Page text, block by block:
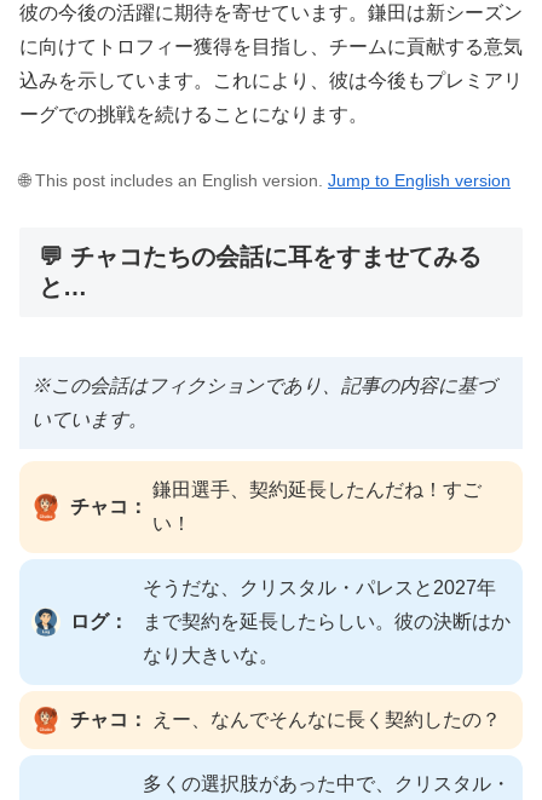
彼の今後の活躍に期待を寄せています。鎌田は新シーズン
に向けてトロフィー獲得を目指し、チームに貢献する意気
込みを示しています。これにより、彼は今後もプレミアリ
ーグでの挑戦を続けることになります。
🌐 This post includes an English version. Jump to English version
💬 チャコたちの会話に耳をすませてみる
と…
※この会話はフィクションであり、記事の内容に基づ
いています。
チャコ：
鎌田選手、契約延長したんだね！すご
い！
ログ：
そうだな、クリスタル・パレスと2027年
まで契約を延長したらしい。彼の決断はか
なり大きいな。
チャコ： えー、なんでそんなに長く契約したの？
多くの選択肢があった中で、クリスタル・